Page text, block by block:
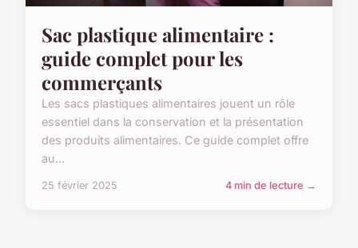
Sac plastique alimentaire :
guide complet pour les
commerçants
Les sacs plastiques alimentaires jouent un rôle
essentiel dans la conservation et la présentation
des produits alimentaires. Ce guide complet offre
au...
25 février 2025 4 min de lecture →